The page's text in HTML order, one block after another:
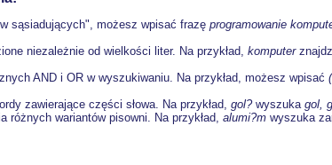
sąsiadujących", możesz wpisać frazę programowanie
niezależnie od wielkości liter. Na przykład, komputer
AND i OR w wyszukiwaniu. Na przykład, możesz wpisać
zawierające części słowa. Na przykład, gol?wyszuka gol,
różnych wariantów pisowni. Na przykład, alumi?m wyszuka